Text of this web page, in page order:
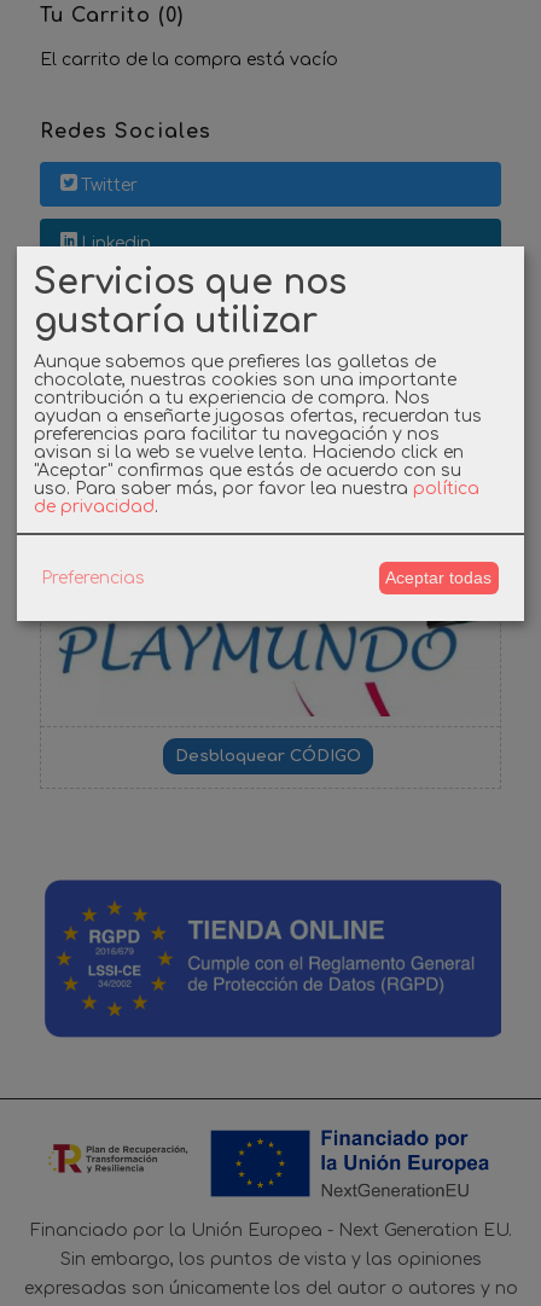
Tu Carrito (0)
El carrito de la compra está vacío
Redes Sociales
Twitter
Linkedin
Instagram
Facebook
Cupones
DESCUENTO BIENVENIDA
-3%
Financiado por la Unión Europea - Next Generation EU.
Sin embargo, los puntos de vista y las opiniones
expresadas son únicamente los del autor o autores y no
Servicios que nos
gustaría utilizar
Aunque sabemos que prefieres las galletas de
chocolate, nuestras cookies son una importante
contribución a tu experiencia de compra. Nos
ayudan a enseñarte jugosas ofertas, recuerdan tus
preferencias para facilitar tu navegación y nos
avisan si la web se vuelve lenta. Haciendo click en
"Aceptar" confirmas que estás de acuerdo con su
uso. Para saber más, por favor lea nuestra política
de privacidad.
Preferencias Aceptar todas